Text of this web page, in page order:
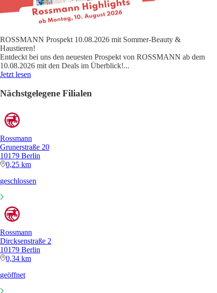
ROSSMANN Prospekt 10.08.2026 mit Sommer-Beauty &
Haustieren!
Entdeckt bei uns den neuesten Prospekt von ROSSMANN ab dem
10.08.2026 mit den Deals im Überblick!...
Jetzt lesen
Nächstgelegene Filialen
Rossmann
Grunerstraße 20
10179 Berlin
0,25 km
geschlossen
Rossmann
Dircksenstraße 2
10179 Berlin
0,34 km
geöffnet